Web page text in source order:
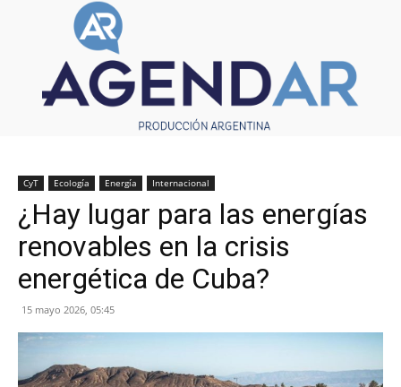
CyT Ecología Energía Internacional
¿Hay lugar para las energías
renovables en la crisis
energética de Cuba?
15 mayo 2026, 05:45